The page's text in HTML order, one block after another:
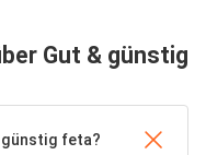
Gut & günstig
günstig feta?